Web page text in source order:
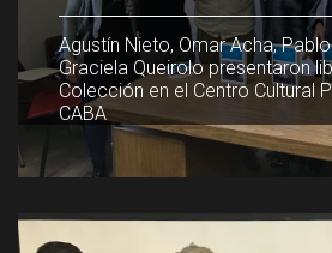
Agustín Nieto, Omar Acha,
Graciela Queirolo presentaron
Colección en el Centro Cultural
CABA
Agustín Nieto, Omar Acha,
Graciela Queirolo presentaron
Colección en el Centro Cultural
CABA